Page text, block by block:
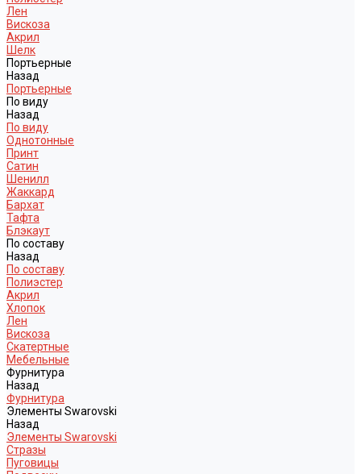
Лен
Вискоза
Акрил
Шелк
Портьерные
Назад
Портьерные
По виду
Назад
По виду
Однотонные
Принт
Сатин
Шенилл
Жаккард
Бархат
Тафта
Блэкаут
По составу
Назад
По составу
Полиэстер
Акрил
Хлопок
Лен
Вискоза
Скатертные
Мебельные
Фурнитура
Назад
Фурнитура
Элементы Swarovski
Назад
Элементы Swarovski
Стразы
Пуговицы